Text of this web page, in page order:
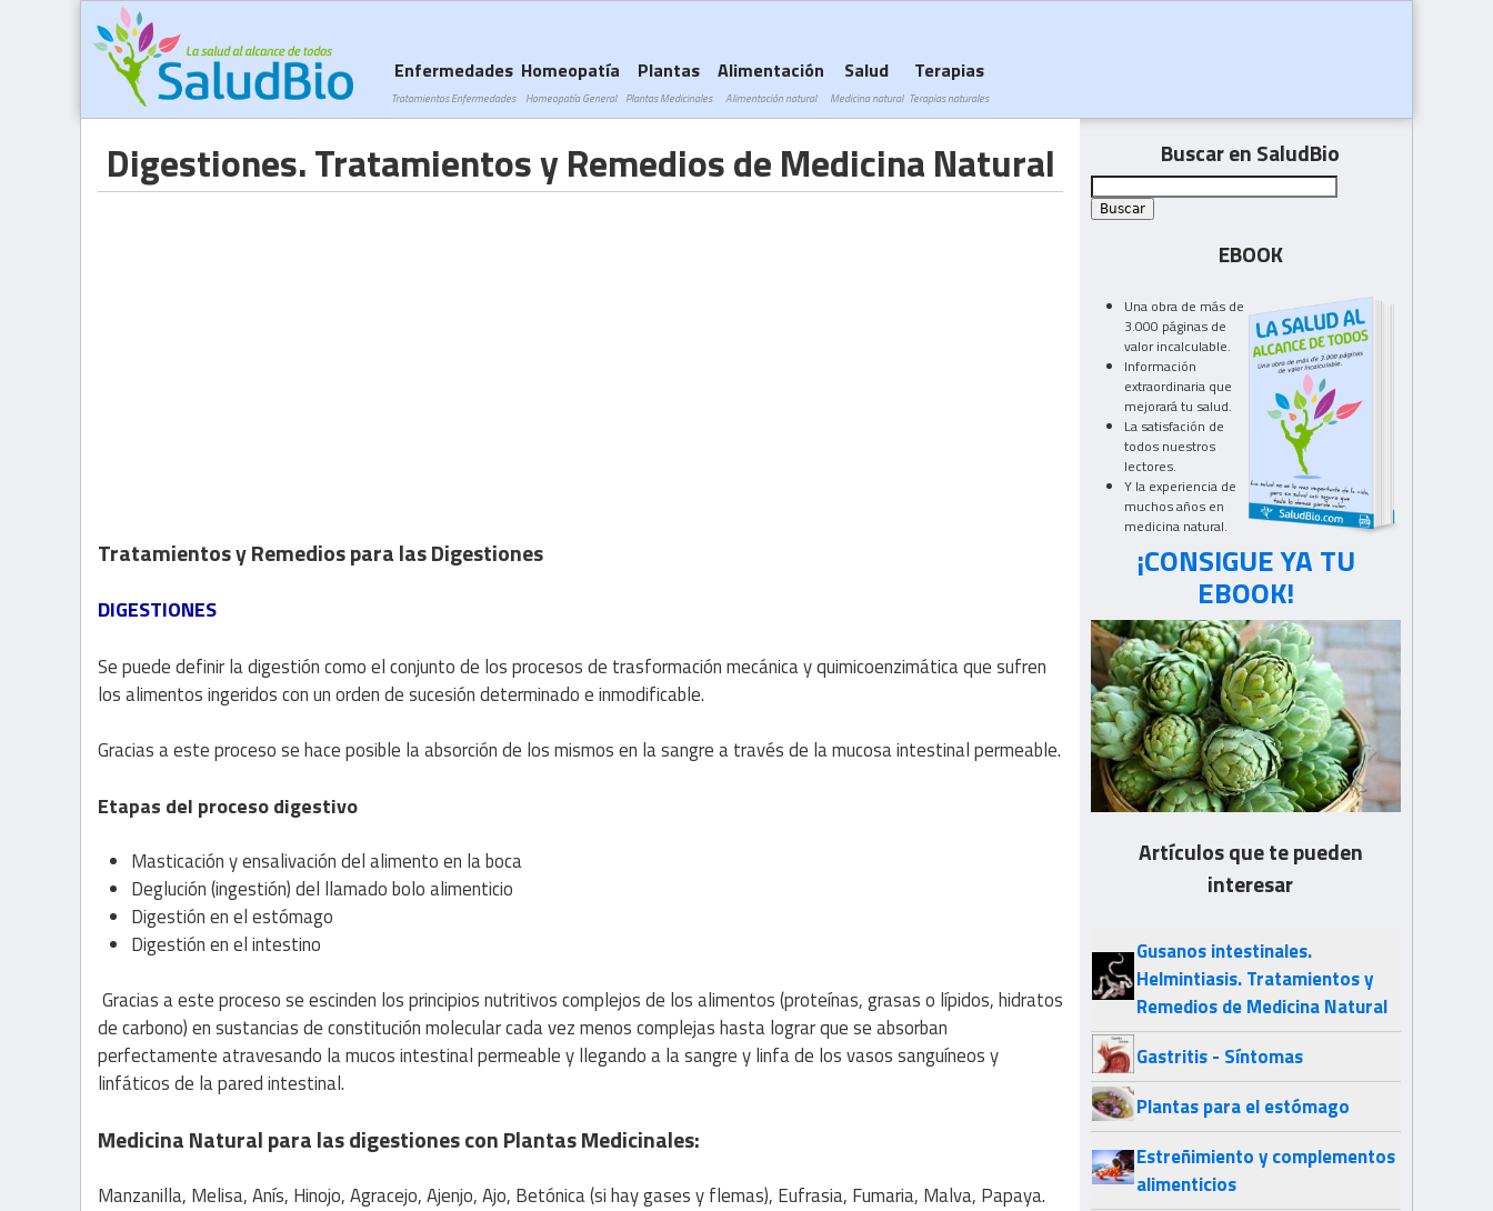
Digestiones. Tratamientos y Remedios de Medicina Natural
Tratamientos y Remedios para las Digestiones
DIGESTIONES
Se puede definir la digestión como el conjunto de los procesos de trasformación mecánica y quimicoenzimática que sufren
los alimentos ingeridos con un orden de sucesión determinado e inmodificable.
Gracias a este proceso se hace posible la absorción de los mismos en la sangre a través de la mucosa intestinal permeable.
Etapas del proceso digestivo
Masticación y ensalivación del alimento en la boca
Deglución (ingestión) del llamado bolo alimenticio
Digestión en el estómago
Digestión en el intestino
Gracias a este proceso se escinden los principios nutritivos complejos de los alimentos (proteínas, grasas o lípidos, hidratos
de carbono) en sustancias de constitución molecular cada vez menos complejas hasta lograr que se absorban
perfectamente atravesando la mucos intestinal permeable y llegando a la sangre y linfa de los vasos sanguíneos y
linfáticos de la pared intestinal.
Medicina Natural para las digestiones con Plantas Medicinales:
Manzanilla, Melisa, Anís, Hinojo, Agracejo, Ajenjo, Ajo, Betónica (si hay gases y flemas), Eufrasia, Fumaria, Malva, Papaya.
Enfermedades
Tratamientos Enfermedades
Homeopatía
Homeopatía General
Plantas
Plantas Medicinales
Alimentación
Alimentación natural
Salud
Medicina natural
Terapias
Terapias naturales
Buscar en SaludBio
EBOOK
Una obra de más de
3.000 páginas de
valor incalculable.
Información
extraordinaria que
mejorará tu salud.
La satisfación de
todos nuestros
lectores.
Y la experiencia de
muchos años en
medicina natural.
¡CONSIGUE YA TU
EBOOK!
Artículos que te pueden
interesar
Gusanos intestinales.
Helmintiasis. Tratamientos y
Remedios de Medicina Natural
Gastritis - Síntomas
Plantas para el estómago
Estreñimiento y complementos
alimenticios